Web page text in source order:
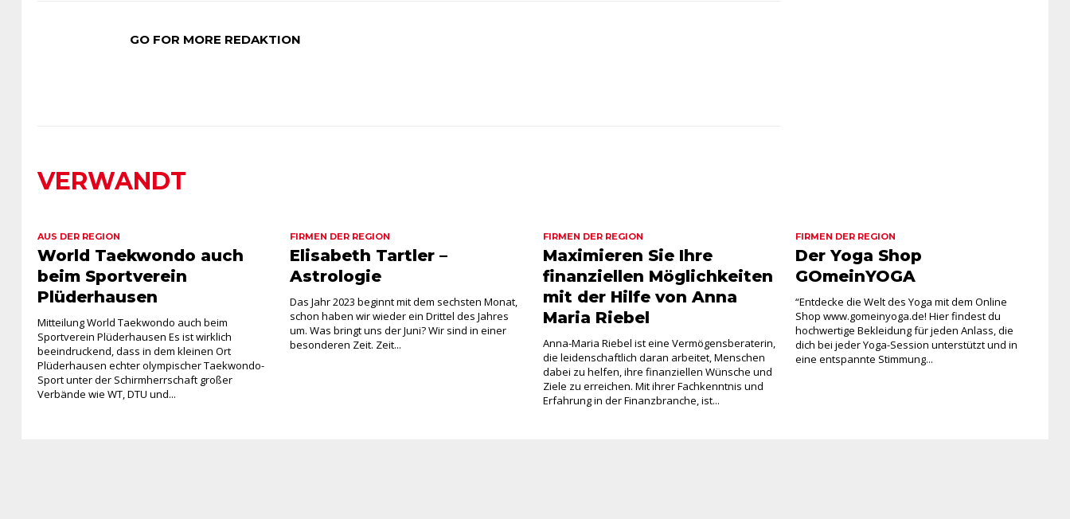
GO FOR MORE REDAKTION
VERWANDT
AUS DER REGION
World Taekwondo auch
beim Sportverein
Plüderhausen
Mitteilung World Taekwondo auch beim
Sportverein Plüderhausen Es ist wirklich
beeindruckend, dass in dem kleinen Ort
Plüderhausen echter olympischer Taekwondo-
Sport unter der Schirmherrschaft großer
Verbände wie WT, DTU und...
FIRMEN DER REGION
Elisabeth Tartler –
Astrologie
Das Jahr 2023 beginnt mit dem sechsten Monat,
schon haben wir wieder ein Drittel des Jahres
um. Was bringt uns der Juni? Wir sind in einer
besonderen Zeit. Zeit...
FIRMEN DER REGION
Maximieren Sie Ihre
finanziellen Möglichkeiten
mit der Hilfe von Anna
Maria Riebel
Anna-Maria Riebel ist eine Vermögensberaterin,
die leidenschaftlich daran arbeitet, Menschen
dabei zu helfen, ihre finanziellen Wünsche und
Ziele zu erreichen. Mit ihrer Fachkenntnis und
Erfahrung in der Finanzbranche, ist...
FIRMEN DER REGION
Der Yoga Shop
GOmeinYOGA
“Entdecke die Welt des Yoga mit dem Online
Shop www.gomeinyoga.de! Hier findest du
hochwertige Bekleidung für jeden Anlass, die
dich bei jeder Yoga-Session unterstützt und in
eine entspannte Stimmung...